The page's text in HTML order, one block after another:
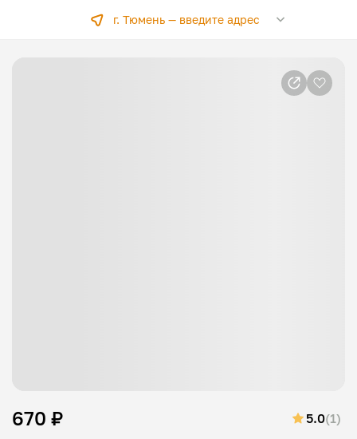
г. Тюмень — введите адрес
670 ₽ 5.0(1)